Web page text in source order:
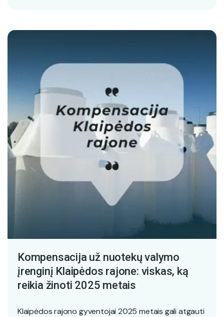
Kompensacija už nuotekų valymo
įrenginį Klaipėdos rajone: viskas, ką
reikia žinoti 2025 metais
Klaipėdos rajono gyventojai 2025 metais gali atgauti